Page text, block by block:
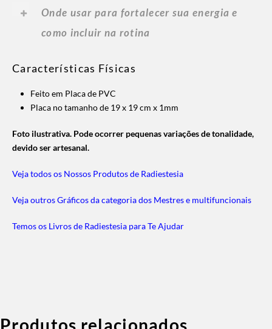
Onde usar para fortalecer sua energia e
como incluir na rotina
Características Físicas
Feito em Placa de PVC
Placa no tamanho de 19 x 19 cm x 1mm
Foto ilustrativa. Pode ocorrer pequenas variações de tonalidade,
devido ser artesanal.
Veja todos os Nossos Produtos de Radiestesia
Veja outros Gráficos da categoria dos Mestres e multifuncionais
Temos os Livros de Radiestesia para Te Ajudar
Produtos relacionados